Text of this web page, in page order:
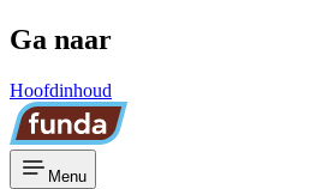
Ga naar
Hoofdinhoud
Menu